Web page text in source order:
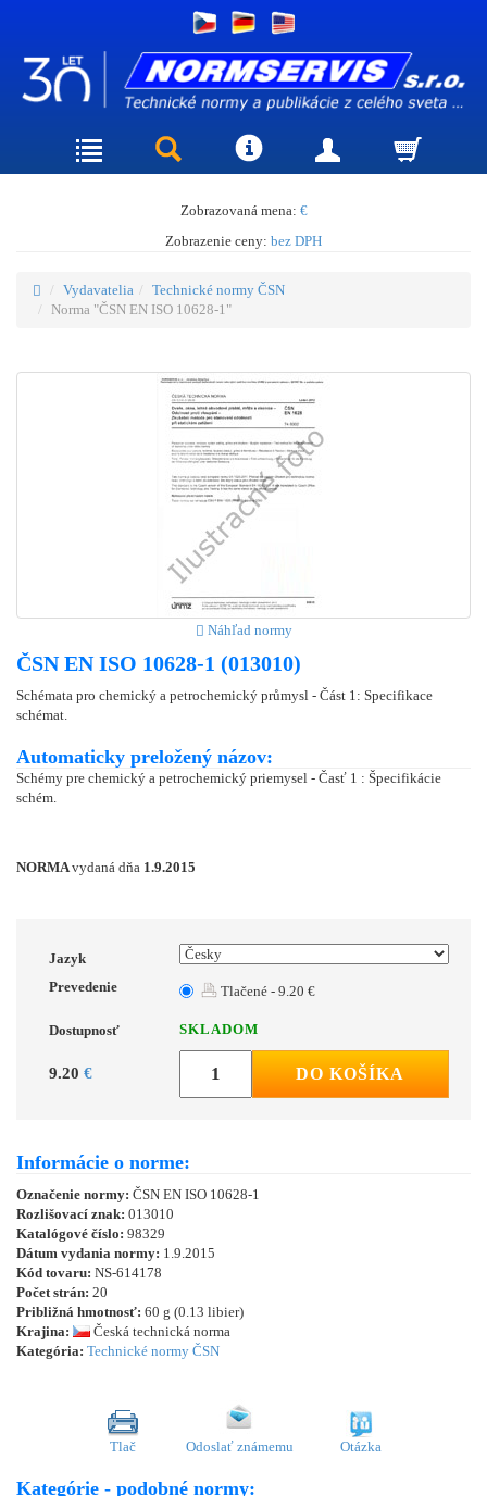
Zobrazovaná mena: €
Zobrazenie ceny: bez DPH
Vydavatelia
Technické normy ČSN
Norma "ČSN EN ISO 10628-1"
Náhľad normy
ČSN EN ISO 10628-1 (013010)
Schémata pro chemický a petrochemický průmysl - Část 1: Specifikace
schémat.
Automaticky preložený názov:
Schémy pre chemický a petrochemický priemysel - Časť 1 : Špecifikácie
schém.
NORMAvydaná dňa 1.9.2015
Jazyk
Prevedenie
Tlačené - 9.20 €
Dostupnosť SKLADOM
9.20 € DO KOŠÍKA
Informácie o norme:
Označenie normy: ČSN EN ISO 10628-1
Rozlišovací znak: 013010
Katalógové číslo: 98329
Dátum vydania normy: 1.9.2015
Kód tovaru: NS-614178
Počet strán: 20
Približná hmotnosť: 60 g (0.13 libier)
Krajina:
Česká technická norma
Kategória: Technické normy ČSN
Tlač Odoslať známemu Otázka
Kategórie - podobné normy: